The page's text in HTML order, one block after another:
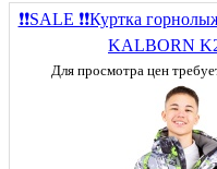
❗❗SALE ❗❗Куртка
KALBORN
Для просмотра цен